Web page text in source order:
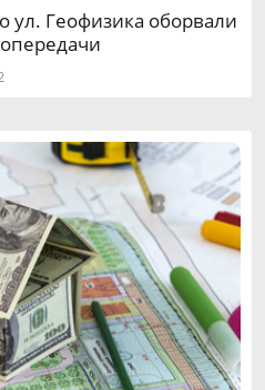
ул. Геофизика оборвали